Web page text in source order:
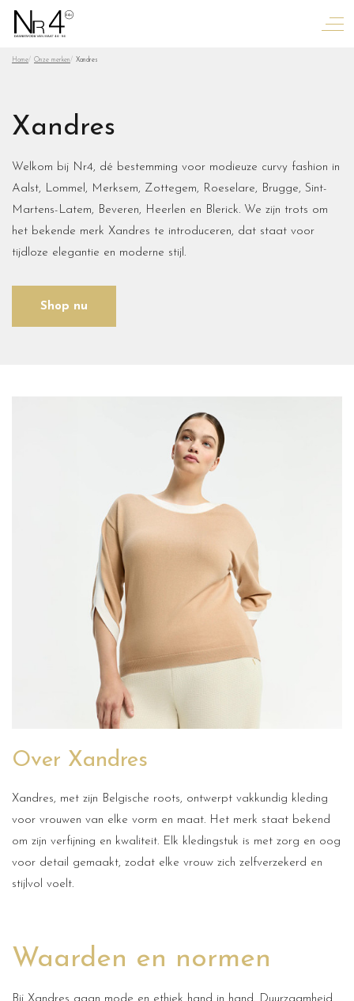
Home Onze merken Xandres
Xandres
Welkom bij Nr4, dé bestemming voor modieuze curvy fashion in
Aalst, Lommel, Merksem, Zottegem, Roeselare, Brugge, Sint-
Martens-Latem, Beveren, Heerlen en Blerick. We zijn trots om
het bekende merk Xandres te introduceren, dat staat voor
tijdloze elegantie en moderne stijl.
Shop nu
Over Xandres
Xandres, met zijn Belgische roots, ontwerpt vakkundig kleding
voor vrouwen van elke vorm en maat. Het merk staat bekend
om zijn verfijning en kwaliteit. Elk kledingstuk is met zorg en oog
voor detail gemaakt, zodat elke vrouw zich zelfverzekerd en
stijlvol voelt.
Waarden en normen